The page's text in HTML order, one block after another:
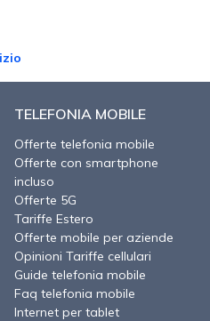
TELEFONIA MOBILE
Offerte telefonia mobile
Offerte con smartphone
incluso
Offerte 5G
Tariffe Estero
Offerte mobile per aziende
Opinioni Tariffe cellulari
Guide telefonia mobile
Faq telefonia mobile
Internet per tablet